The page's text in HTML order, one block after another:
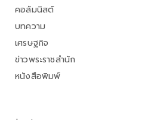
คอลัมนิสต์
บทความ
เศรษฐกิจ
ข่าวพระราชสำนัก
หนังสือพิมพ์